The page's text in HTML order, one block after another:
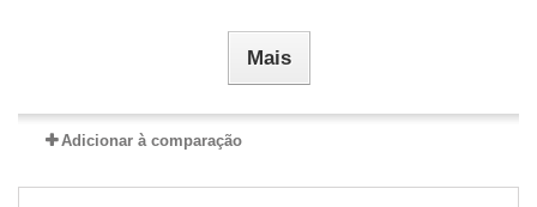
Mais
Adicionar à comparação